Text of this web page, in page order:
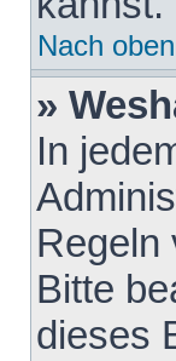
Nach oben
»
In
Regeln
Bitte
dieses